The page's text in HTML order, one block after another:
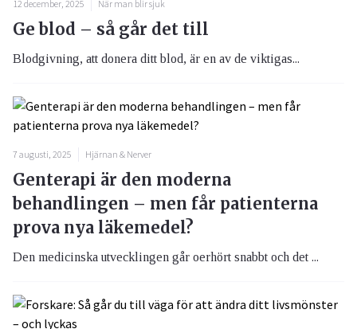
12 december, 2025 När man blir sjuk
Ge blod – så går det till
Blodgivning, att donera ditt blod, är en av de viktigas...
7 augusti, 2025 Hjärnan & Nerver
Genterapi är den moderna
behandlingen – men får patienterna
prova nya läkemedel?
Den medicinska utvecklingen går oerhört snabbt och det ...